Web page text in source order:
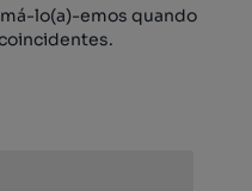
lo(a)-emos quando